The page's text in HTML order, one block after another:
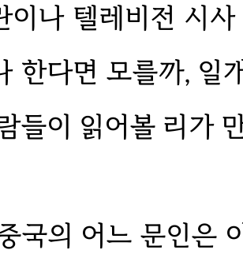
이나 텔레비전 시
한다면 모를까, 일
들이 읽어볼 리가
국의 어느 문인은